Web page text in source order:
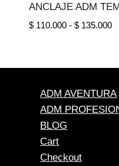
ANCLAJE ADM
$110.000 - $135.000
$
ADM AVENTURA
ADM
BLOG
Cart
Checkout